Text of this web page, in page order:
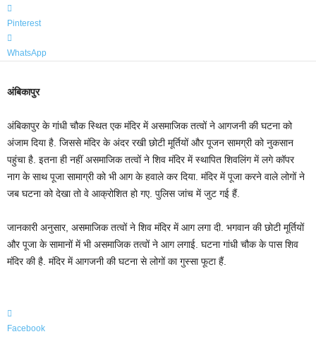
Pinterest
WhatsApp
अंबिकापुर
अंबिकापुर के गांधी चौक स्थित एक मंदिर में असमाजिक तत्वों ने आगजनी की घटना को
अंजाम दिया है. जिससे मंदिर के अंदर रखी छोटी मूर्तियों और पूजन सामग्री को नुकसान
पहुंचा है. इतना ही नहीं असमाजिक तत्वों ने शिव मंदिर में स्थापित शिवलिंग में लगे कॉपर
नाग के साथ पूजा सामाग्री को भी आग के हवाले कर दिया. मंदिर में पूजा करने वाले लोगों ने
जब घटना को देखा तो वे आक्रोशित हो गए. पुलिस जांच में जुट गई हैं.
जानकारी अनुसार, असमाजिक तत्वों ने शिव मंदिर में आग लगा दी. भगवान की छोटी मूर्तियों
और पूजा के सामानों में भी असमाजिक तत्वों ने आग लगाई. घटना गांधी चौक के पास शिव
मंदिर की है. मंदिर में आगजनी की घटना से लोगों का गुस्सा फूटा हैं.
Facebook